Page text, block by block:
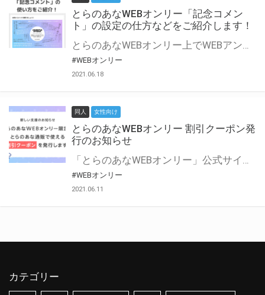
とらのあなWEBオンリー「記念コメン
ト」の設定の仕方などをご紹介します！
とらのあなWEBオンリー上でWEBアンソロジーが作成できる「記念コメント」について、その使い方や作成手順を解説します！ 支援タイプを「サークル参加型」「サークル参加型・マルシェ(イベント会場)機能付き」でお申し込みいただいている主催者様はぜひご活用ください♪ とらのあなWEBオンリーサイトはこちら
#WEBオンリー
2021.06.18
同人 女性向け
とらのあなWEBオンリー 割引クーポン発
行のお知らせ
「とらのあなWEBオンリー」公式サイトでとらのあな通販の「割引クーポン」を配布中！ イベントごとに開催当日限定で使える割引クーポンのシリアルコードを発行します。 とらのあなWEBオンリーのページをチェックして、イベント当日にお得にお買い物を楽しみましょう♪ ※本キャンペーンは予告なく終了する場合がございます。 とらのあなWEBオンリーサイトはこちら
#WEBオンリー
2021.06.11
カテゴリー